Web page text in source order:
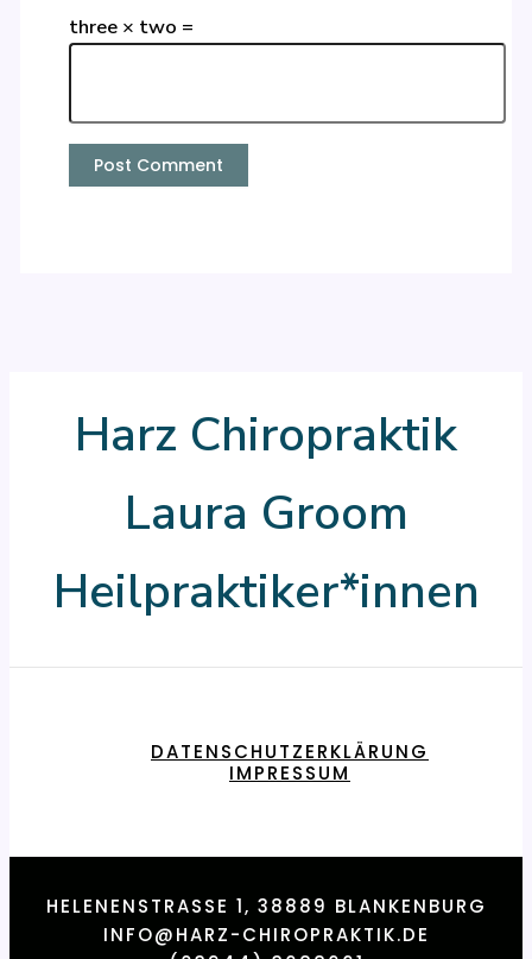
three × two =
Harz Chiropraktik
Laura Groom
Heilpraktiker*innen
DATENSCHUTZERKLÄRUNG
IMPRESSUM
HELENENSTRASSE 1, 38889 BLANKENBURG
INFO@HARZ-CHIROPRAKTIK.DE